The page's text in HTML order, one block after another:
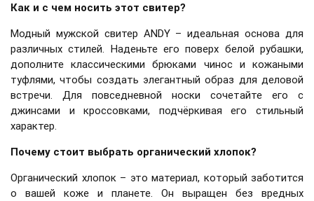
Как и с чем носить этот свитер?
Модный мужской свитер ANDY – идеальная основа для
различных стилей. Наденьте его поверх белой рубашки,
дополните классическими брюками чинос и кожаными
туфлями, чтобы создать элегантный образ для деловой
встречи. Для повседневной носки сочетайте его с
джинсами и кроссовками, подчёркивая его стильный
характер.
Почему стоит выбрать органический хлопок?
Органический хлопок – это материал, который заботится
о вашей коже и планете. Он выращен без вредных